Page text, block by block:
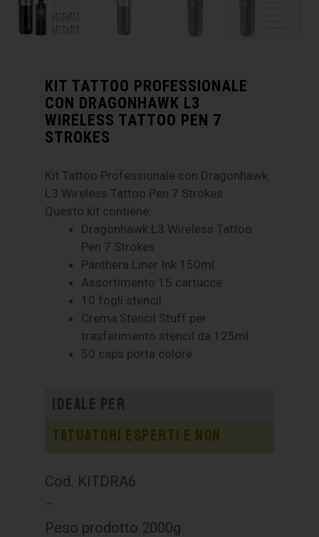
KIT TATTOO PROFESSIONALE
CON DRAGONHAWK L3
WIRELESS TATTOO PEN 7
STROKES
Kit Tattoo Professionale con Dragonhawk
L3 Wireless Tattoo Pen 7 Strokes
Questo kit contiene:
Dragonhawk L3 Wireless Tattoo
Pen 7 Strokes
Panthera Liner Ink 150ml
Assortimento 15 cartucce
10 fogli stencil
Crema Stencil Stuff per
trasferimento stencil da 125ml
50 caps porta colore
Ideale per
Tatuatori esperti e non
Cod. KITDRA6
–
Peso prodotto 2000g